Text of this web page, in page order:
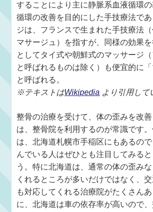
することにより主に静脈系血液循環
循環の改善を目的にした手技療法で
ジは、フランスで生まれた手技療法（
マサージュ）を指すが、同様の効果
としてタイ式や朝鮮式のマッサージ（
と呼ばれるものは除く）も便宜的に「
と呼ばれる。
※テキストはWikipedia より引用して
整骨の治療を受けて、体の歪みを改
は、整骨院を利用するのが常識です
は、北海道札幌市手稲区にもあるの
んでいる人はぜひとも注目してみると
う。特に北海道は、通常の体の歪み
くれるところが多いだけではなく、
も対応してくれる治療院がたくさん
に、北海道は車の依存率が高いので